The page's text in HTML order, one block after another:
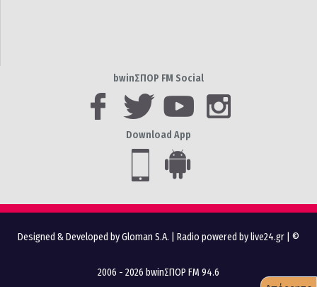
bwinΣΠΟΡ FM Social
Download App
Designed & Developed by Gloman S.A. Radio powered by live24.gr | ©
2006 - 2026 bwinΣΠΟΡ FM 94.6